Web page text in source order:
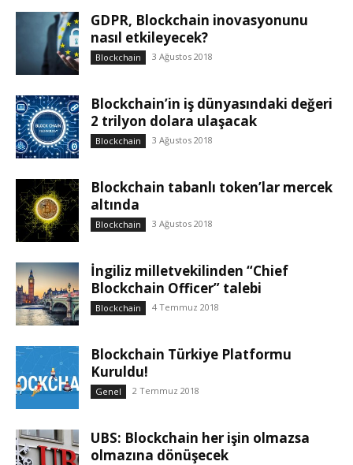
GDPR, Blockchain inovasyonunu
nasıl etkileyecek?
Blockchain 3 Ağustos 2018
Blockchain’in iş dünyasındaki değeri
2 trilyon dolara ulaşacak
Blockchain 3 Ağustos 2018
Blockchain tabanlı token’lar mercek
altında
Blockchain 3 Ağustos 2018
İngiliz milletvekilinden “Chief
Blockchain Officer” talebi
Blockchain 4 Temmuz 2018
Blockchain Türkiye Platformu
Kuruldu!
Genel 2 Temmuz 2018
UBS: Blockchain her işin olmazsa
olmazına dönüşecek